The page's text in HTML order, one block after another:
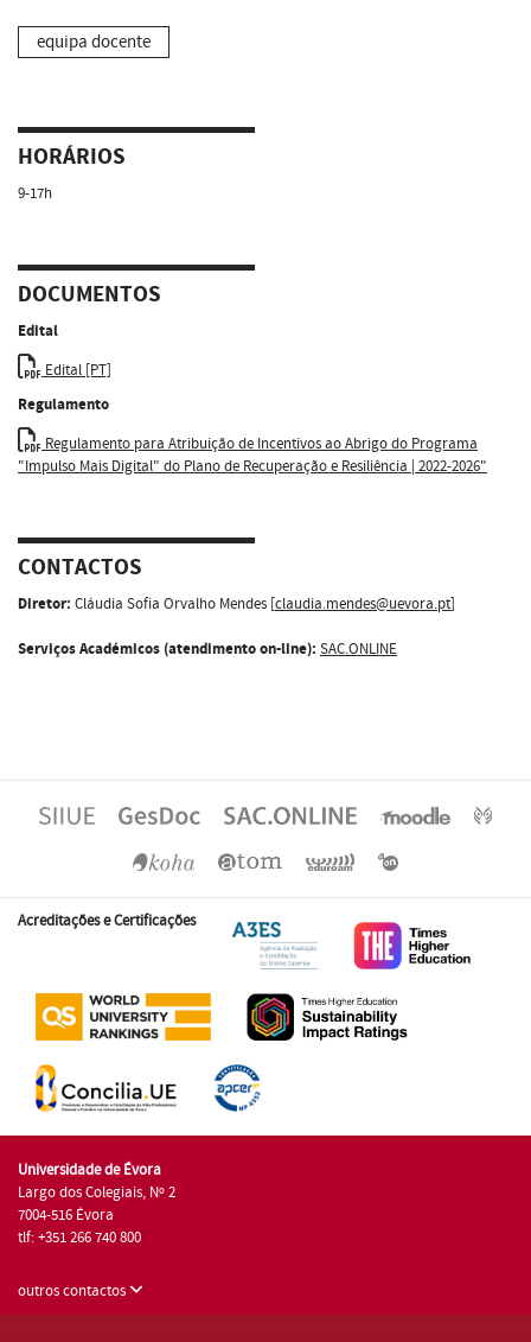
equipa docente
HORÁRIOS
9-17h
DOCUMENTOS
Edital
Edital [PT]
Regulamento
Regulamento para Atribuição de Incentivos ao Abrigo do Programa
"Impulso Mais Digital" do Plano de Recuperação e Resiliência | 2022-2026"
CONTACTOS
Diretor: Cláudia Sofia Orvalho Mendes [claudia.mendes@uevora.pt]
Serviços Académicos (atendimento on-line): SAC.ONLINE
Acreditações e Certificações
Universidade de Évora
Largo dos Colegiais, Nº 2
7004-516 Évora
tlf: +351 266 740 800
outros contactos